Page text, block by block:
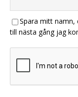
Spara mitt namn,
till nästa gång jag